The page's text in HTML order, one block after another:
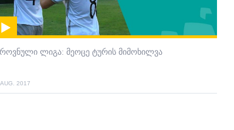
ლიგა: მეოცე ტურის მიმოხილვა
2017